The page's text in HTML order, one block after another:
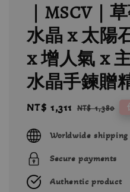
｜MSCV｜
水晶 x 太陽
x 增人氣 x
水晶手鍊贈
Sale
NT$ 1,311 Regular
NT$ 1,380
Worldwide shipping
Secure payments
Authentic product